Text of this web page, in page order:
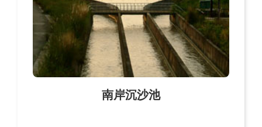
南岸沉沙池